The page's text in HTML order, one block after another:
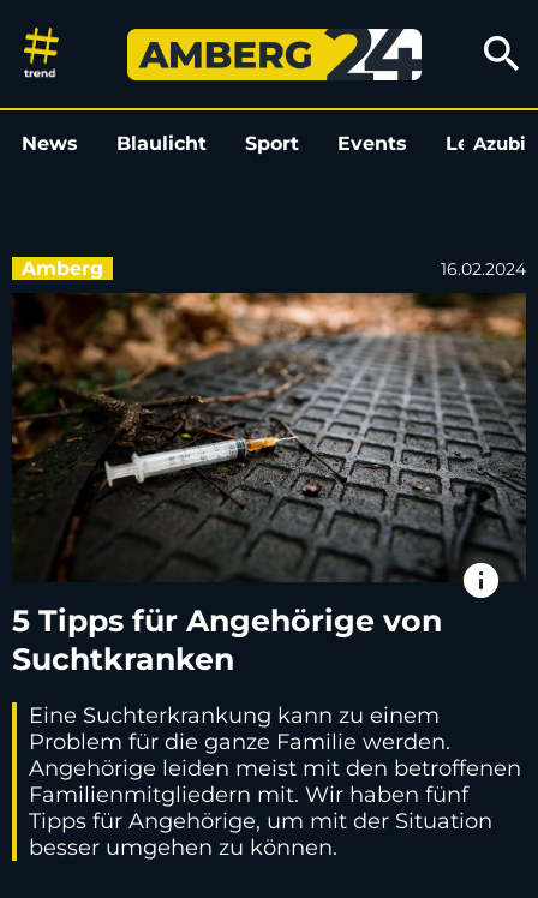
5 Tipps für Angehörige von
search
News Blaulicht Sport Events LeoAzubi
Amberg 16.02.2024
info
5 Tipps für Angehörige von
Suchtkranken
Eine Suchterkrankung kann zu einem
Problem für die ganze Familie werden.
Angehörige leiden meist mit den betroffenen
Familienmitgliedern mit. Wir haben fünf
Tipps für Angehörige, um mit der Situation
besser umgehen zu können.